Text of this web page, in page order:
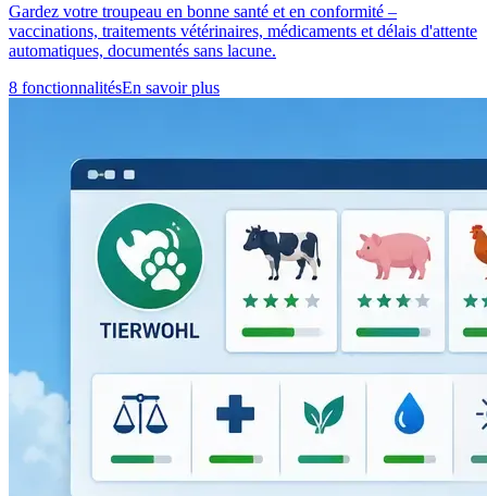
Gardez votre troupeau en bonne santé et en conformité –
vaccinations, traitements vétérinaires, médicaments et délais d'attente
automatiques, documentés sans lacune.
8 fonctionnalitésEn savoir plus